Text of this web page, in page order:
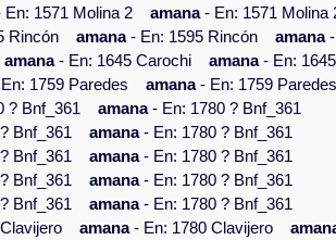
En: 1571 Molina 2 amana- En: 1571 Molina
Rincón amana- En: 1595 Rincón amana-
amana- En: 1645 Carochi amana- En: 1645
1759 Paredes amana- En: 1759
? Bnf_361 amana- En: 1780 ? Bnf_361
Bnf_361 amana- En: 1780 ? Bnf_361
Bnf_361 amana- En: 1780 ? Bnf_361
Bnf_361 amana- En: 1780 ? Bnf_361
Bnf_361 amana- En: 1780 ? Bnf_361
amana- En: 1780 Clavijero